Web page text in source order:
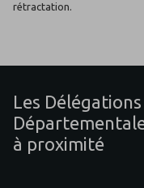
rétractation.
Les Délégations
à proximité